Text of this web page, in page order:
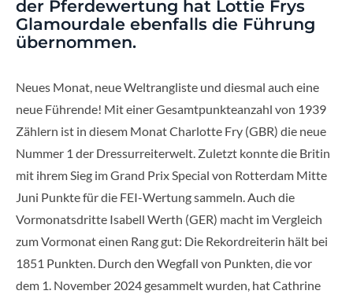
der Pferdewertung hat Lottie Frys
Glamourdale ebenfalls die Führung
übernommen.
Neues Monat, neue Weltrangliste und diesmal auch eine
neue Führende! Mit einer Gesamtpunkteanzahl von 1939
Zählern ist in diesem Monat Charlotte Fry (GBR) die neue
Nummer 1 der Dressurreiterwelt. Zuletzt konnte die Britin
mit ihrem Sieg im Grand Prix Special von Rotterdam Mitte
Juni Punkte für die FEI-Wertung sammeln. Auch die
Vormonatsdritte Isabell Werth (GER) macht im Vergleich
zum Vormonat einen Rang gut: Die Rekordreiterin hält bei
1851 Punkten. Durch den Wegfall von Punkten, die vor
dem 1. November 2024 gesammelt wurden, hat Cathrine